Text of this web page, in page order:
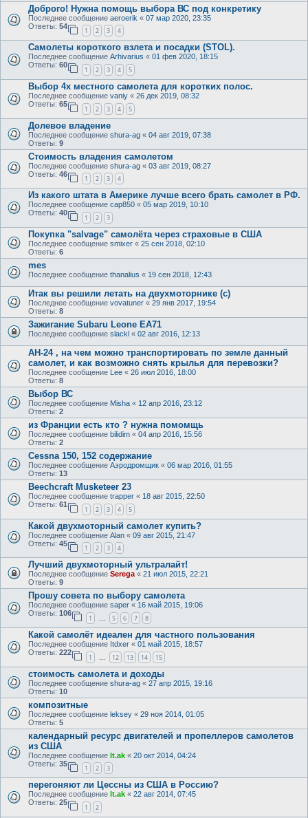
Доброго! Нужна помощь выбора ВС под конкретику
Последнее сообщение aeroerik « 07 мар 2020, 23:35
Ответы: 54
1 2 3 4
Самолеты короткого взлета и посадки (STOL).
Последнее сообщение Arhivarius « 01 фев 2020, 18:15
Ответы: 60
1 2 3 4 5
Выбор 4х местного самолета для коротких полос.
Последнее сообщение vaniy « 26 дек 2019, 08:32
Ответы: 65
1 2 3 4 5
Долевое владение
Последнее сообщение shura-ag « 04 авг 2019, 07:38
Ответы: 9
Стоимость владения самолетом
Последнее сообщение shura-ag « 03 авг 2019, 08:27
Ответы: 46
1 2 3 4
Из какого штата в Америке лучше всего брать самолет в РФ.
Последнее сообщение cap850 « 05 мар 2019, 10:10
Ответы: 40
1 2 3
Покупка "salvage" самолёта через страховые в США
Последнее сообщение smixer « 25 сен 2018, 02:10
Ответы: 6
mes
Последнее сообщение thanalius « 19 сен 2018, 12:43
Итак вы решили летать на двухмоторнике (с)
Последнее сообщение vovatuner « 29 янв 2017, 19:54
Ответы: 8
Зажигание Subaru Leone EA71
Последнее сообщение slackl « 02 авг 2016, 12:13
АН-24 , на чем можно транспортировать по земле данный
самолет, и как возможно снять крылья для перевозки?
Последнее сообщение Lee « 26 июл 2016, 18:00
Ответы: 8
Выбор ВС
Последнее сообщение Misha « 12 апр 2016, 23:12
Ответы: 2
из Франции есть кто ? нужна помомщь
Последнее сообщение bilidim « 04 апр 2016, 15:56
Ответы: 2
Cessna 150, 152 содержание
Последнее сообщение Аэродромщик « 06 мар 2016, 01:55
Ответы: 13
Beechcraft Musketeer 23
Последнее сообщение trapper « 18 авг 2015, 22:50
Ответы: 61
1 2 3 4 5
Какой двухмоторный самолет купить?
Последнее сообщение Alan « 09 авг 2015, 21:47
Ответы: 45
1 2 3 4
Лучший двухмоторный ультралайт!
Последнее сообщение Serega « 21 июл 2015, 22:21
Ответы: 9
Прошу совета по выбору самолета
Последнее сообщение saper « 16 май 2015, 19:06
Ответы: 106
1 … 5 6 7 8
Какой самолёт идеален для частного пользования
Последнее сообщение Itdxer « 01 май 2015, 18:57
Ответы: 222
1 … 12 13 14 15
стоимость самолета и доходы
Последнее сообщение shura-ag « 27 апр 2015, 19:16
Ответы: 10
композитные
Последнее сообщение leksey « 29 ноя 2014, 01:05
Ответы: 5
календарный ресурс двигателей и пропеллеров самолетов
из США
Последнее сообщение lt.ak « 20 окт 2014, 04:24
Ответы: 35
1 2 3
перегоняют ли Цессны из США в Россию?
Последнее сообщение lt.ak « 22 авг 2014, 07:45
Ответы: 25
1 2